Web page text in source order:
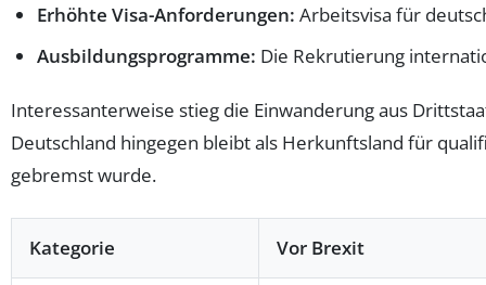
Erhöhte Visa-Anforderungen: Arbeitsvisa für
Ausbildungsprogramme: Die Rekrutierung
Interessanterweise stieg die Einwanderung aus
Deutschland hingegen bleibt als Herkunftsland für
gebremst wurde.
Kategorie Vor Brexit